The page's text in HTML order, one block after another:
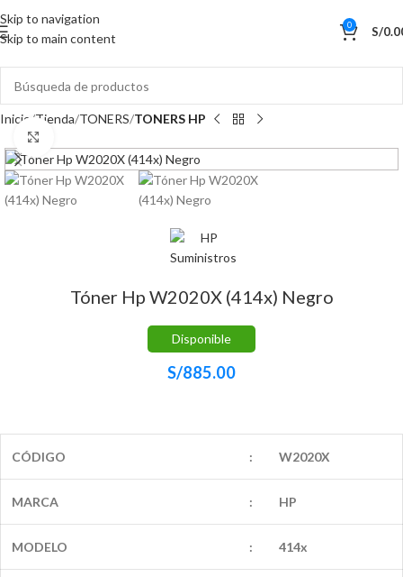
Skip to navigation
Skip to main content
0 S/
Inicio Tienda TONERS TONERS HP
Tóner Hp W2020X (414x) Negro
Disponible
S/885.00
CÓDIGO : W2020X
MARCA : HP
MODELO : 414x